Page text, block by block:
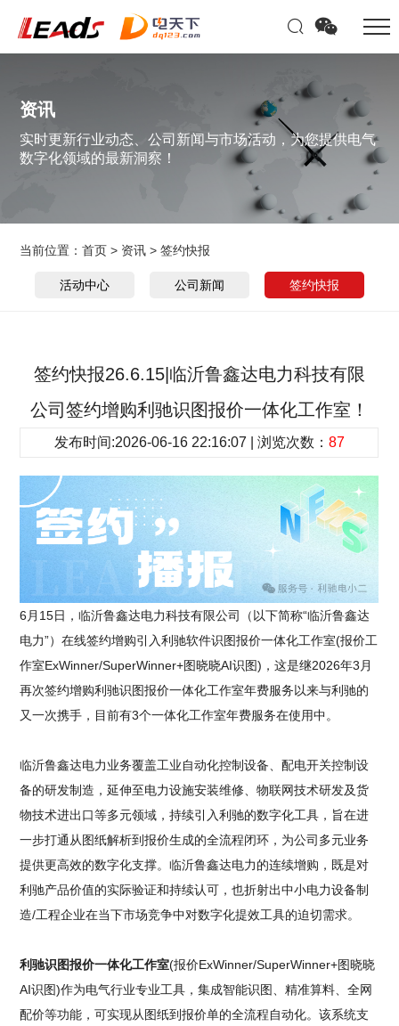
资讯
实时更新行业动态、公司新闻与市场活动，为您提供电气
数字化领域的最新洞察！
当前位置：首页 > 资讯 >签约快报
活动中心 公司新闻 签约快报
签约快报26.6.15|临沂鲁鑫达电力科技有限
公司签约增购利驰识图报价一体化工作室！
发布时间:2026-06-16 22:16:07 | 浏览次数： 87
6月15日，临沂鲁鑫达电力科技有限公司（以下简称“临沂鲁鑫达
电力”）在线签约增购引入利驰软件识图报价一体化工作室(报价工
作室ExWinner/SuperWinner+图晓晓AI识图)，这是继2026年3月
再次签约增购利驰识图报价一体化工作室年费服务以来与利驰的
又一次携手，目前有3个一体化工作室年费服务在使用中。
临沂鲁鑫达电力业务覆盖工业自动化控制设备、配电开关控制设
备的研发制造，延伸至电力设施安装维修、物联网技术研发及货
物技术进出口等多元领域，持续引入利驰的数字化工具，旨在进
一步打通从图纸解析到报价生成的全流程闭环，为公司多元业务
提供更高效的数字化支撑。临沂鲁鑫达电力的连续增购，既是对
利驰产品价值的实际验证和持续认可，也折射出中小电力设备制
造/工程企业在当下市场竞争中对数字化提效工具的迫切需求。
利驰识图报价一体化工作室(报价ExWinner/SuperWinner+图晓晓
AI识图)作为电气行业专业工具，集成智能识图、精准算料、全网
配价等功能，可实现从图纸到报价单的全流程自动化。该系统支